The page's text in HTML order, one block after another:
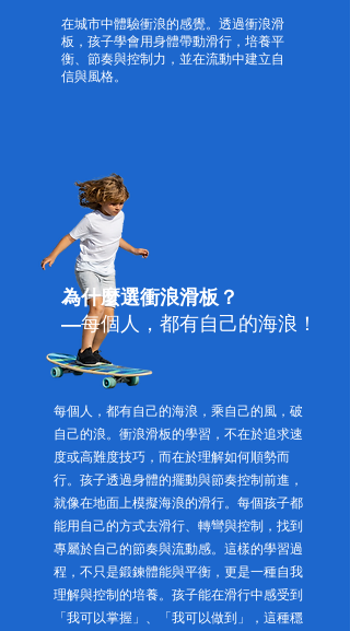
在城市中體驗衝浪的感覺。透過衝浪滑
板，孩子學會用身體帶動滑行，培養平
衡、節奏與控制力，並在流動中建立自
信與風格。
為什麼選衝浪滑板？
—每個人，都有自己的海浪！
每個人，都有自己的海浪，乘自己的風，破
自己的浪。衝浪滑板的學習，不在於追求速
度或高難度技巧，而在於理解如何順勢而
行。孩子透過身體的擺動與節奏控制前進，
就像在地面上模擬海浪的滑行。每個孩子都
能用自己的方式去滑行、轉彎與控制，找到
專屬於自己的節奏與流動感。這樣的學習過
程，不只是鍛鍊體能與平衡，更是一種自我
理解與控制的培養。孩子能在滑行中感受到
「我可以掌握」、「我可以做到」，這種穩